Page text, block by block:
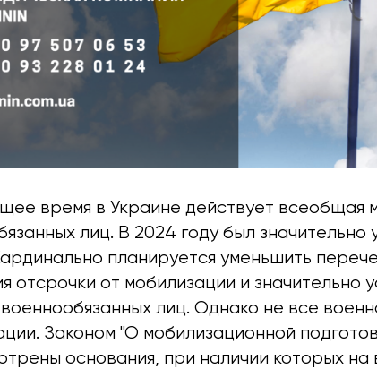
время в Украине действует всеобщая
лиц. В 2024 году был
планируется уменьшить
отсрочки от мобилизации и значительно
лиц. Однако не все
Законом "О мобилизационной
основания, при наличии которых